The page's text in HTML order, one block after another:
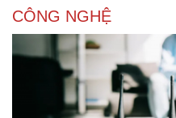
CÔNG NGHỆ